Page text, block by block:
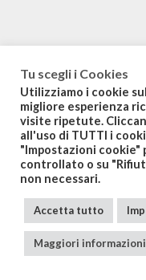
Tu scegli i Cookies
Utilizziamo i cookie
migliore esperienza
visite ripetute.
all'uso di TUTTI i
"Impostazioni cookie"
controllato o su
non necessari.
Accetta tutto
Maggiori informazioni